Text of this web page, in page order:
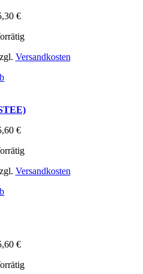
€
Versandkosten
€
Versandkosten
€